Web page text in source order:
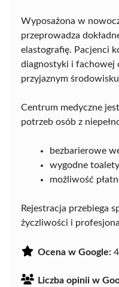
Wyposażona w
przeprowadza
elastografię. Pacjenci
diagnostyki i
przyjaznym
Centrum medyczne
potrzeb osób z
bezbarierowe
wygodne
możliwość
Rejestracja przebiega
życzliwości i
Ocena w Google:
Liczba opinii w